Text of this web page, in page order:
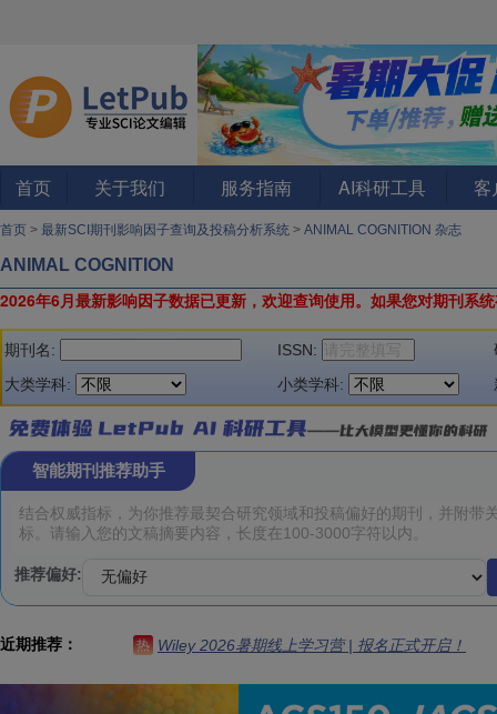
首页 关于我们 服务指南 AI科研工具 客
首页 > 最新SCI期刊影响因子查询及投稿分析系统 > ANIMAL COGNITION 杂志
ANIMAL COGNITION
2026年6月最新影响因子数据已更新，欢迎查询使用。 如果您对期刊系
期刊名: ISSN:
大类学科:
小类学科:
智能期刊推荐助手
推荐偏好:
近期推荐： 热 Wiley 2026暑期线上学习营 | 报名正式开启！